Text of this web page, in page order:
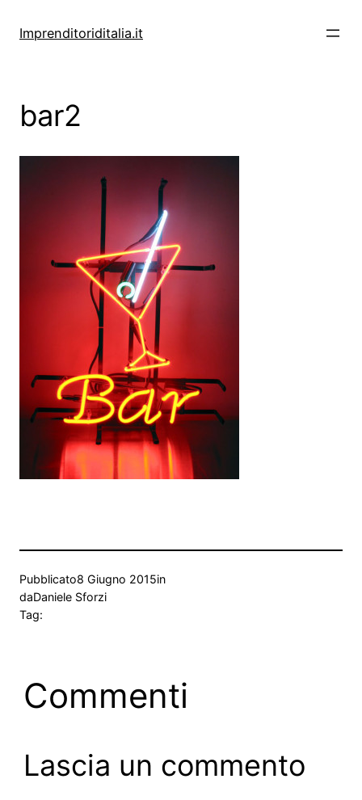
Imprenditoriditalia.it
bar2
Pubblicato8 Giugno 2015in
daDaniele Sforzi
Tag:
Commenti
Lascia un commento